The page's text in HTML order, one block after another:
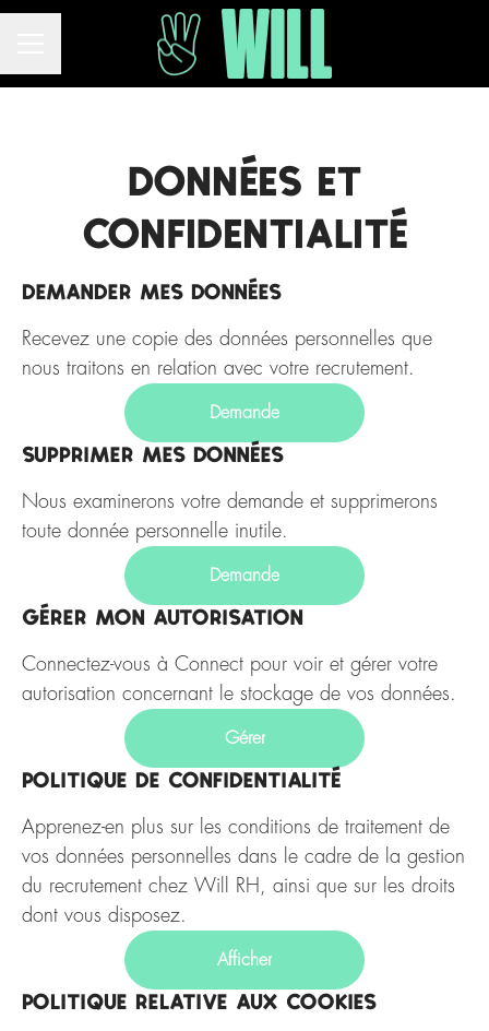
Données et
confidentialité
Demander mes données
Recevez une copie des données personnelles que
nous traitons en relation avec votre recrutement.
Demande
Supprimer mes données
Nous examinerons votre demande et supprimerons
toute donnée personnelle inutile.
Demande
Gérer mon autorisation
Connectez-vous à Connect pour voir et gérer votre
autorisation concernant le stockage de vos données.
Gérer
Politique de confidentialité
Apprenez-en plus sur les conditions de traitement de
vos données personnelles dans le cadre de la gestion
du recrutement chez Will RH, ainsi que sur les droits
dont vous disposez.
Afficher
Politique relative aux cookies